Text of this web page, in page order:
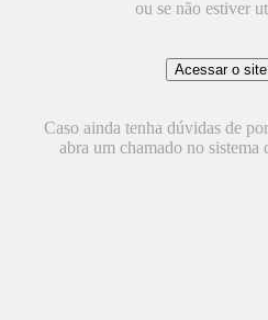
ou se não estiver
Caso ainda tenha dúvidas de
abra um chamado no